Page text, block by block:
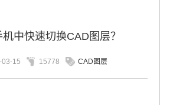
中快速切换CAD图层？
15 15778 CAD图层